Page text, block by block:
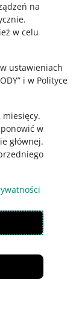
na
.
w celu
ustawieniach
i w Polityce
w
głównej.
- Olza
-